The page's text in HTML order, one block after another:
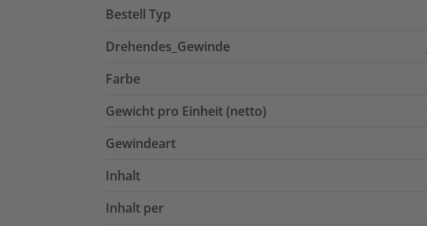
Bestell Typ
Drehendes_Gewinde
Farbe
Gewicht pro Einheit (netto)
Gewindeart
Inhalt
Inhalt per